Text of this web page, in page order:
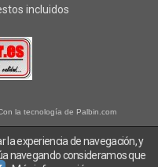
incluidos
la tecnología de Palbin.com
la experiencia de navegación, y
navegando consideramos que